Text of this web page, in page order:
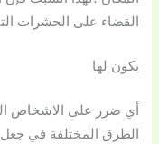
القضاء على الحشرات
يكون لها
أي ضرر على الاشخاص
الطرق المختلفة في